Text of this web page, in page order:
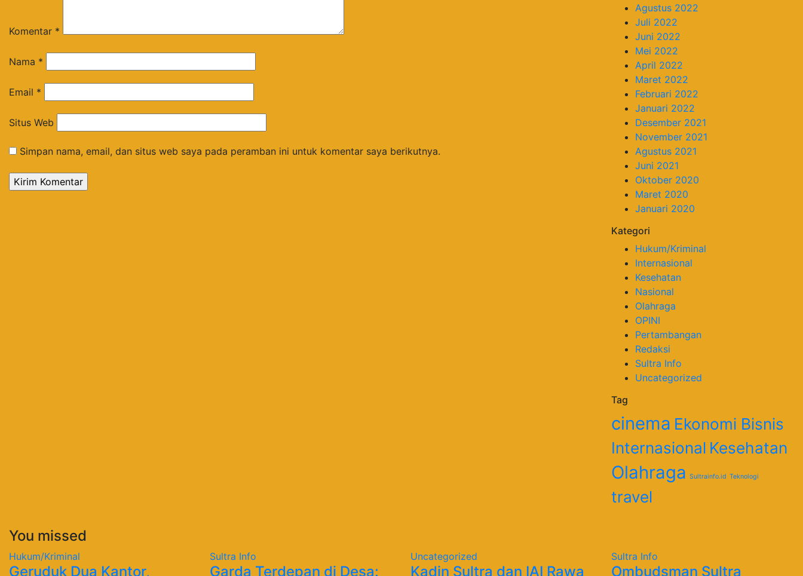
Komentar *
Nama *
Email *
Situs Web
Simpan nama, email, dan situs web saya pada peramban ini untuk komentar saya berikutnya.
Agustus 2022
Juli 2022
Juni 2022
Mei 2022
April 2022
Maret 2022
Februari 2022
Januari 2022
Desember 2021
November 2021
Agustus 2021
Juni 2021
Oktober 2020
Maret 2020
Januari 2020
Kategori
Hukum/Kriminal
Internasional
Kesehatan
Nasional
Olahraga
OPINI
Pertambangan
Redaksi
Sultra Info
Uncategorized
Tag
cinema Ekonomi Bisnis
Internasional Kesehatan
Olahraga Sultrainfo.id Teknologi
travel
You missed
Hukum/Kriminal
Geruduk Dua Kantor,
Sultra Info
Garda Terdepan di Desa:
Uncategorized
Kadin Sultra dan IAI Rawa
Sultra Info
Ombudsman Sultra